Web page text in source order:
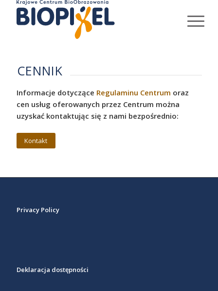
CENNIK
Informacje dotyczące Regulaminu Centrum oraz
cen usług oferowanych przez Centrum można
uzyskać kontaktując się z nami bezpośrednio:
Kontakt
Privacy Policy
Deklaracja dostępności